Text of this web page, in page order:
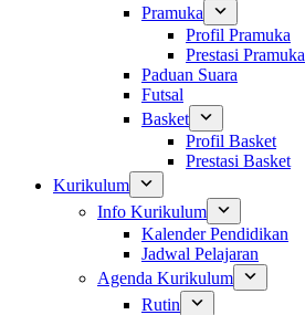
Pramuka
Profil Pramuka
Prestasi Pramuka
Paduan Suara
Futsal
Basket
Profil Basket
Prestasi Basket
Kurikulum
Info Kurikulum
Kalender Pendidikan
Jadwal Pelajaran
Agenda Kurikulum
Rutin